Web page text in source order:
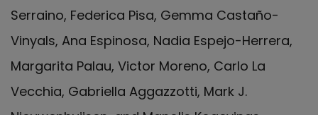
Serraino, Federica Pisa, Gemma Castaño-
Vinyals, Ana Espinosa, Nadia Espejo-Herrera,
Margarita Palau, Victor Moreno, Carlo La
Vecchia, Gabriella Aggazzotti, Mark J.